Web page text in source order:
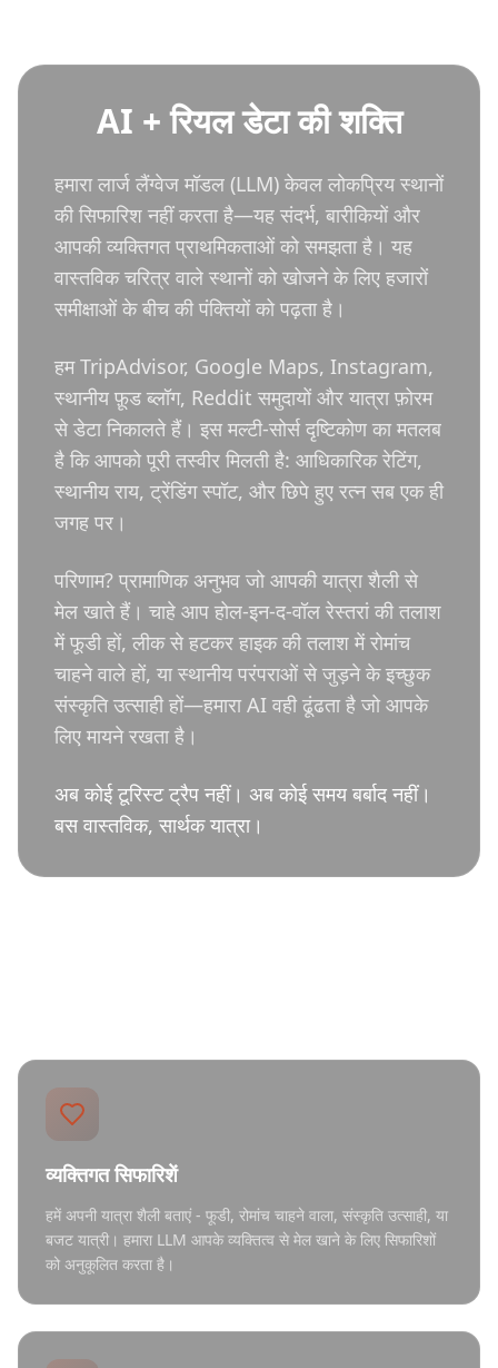
AI + रियल डेटा की शक्ति
हमारा लार्ज लैंग्वेज मॉडल (LLM) केवल लोकप्रिय स्थानों
की सिफारिश नहीं करता है—यह संदर्भ, बारीकियों और
आपकी व्यक्तिगत प्राथमिकताओं को समझता है। यह
वास्तविक चरित्र वाले स्थानों को खोजने के लिए हजारों
समीक्षाओं के बीच की पंक्तियों को पढ़ता है।
हम TripAdvisor, Google Maps, Instagram,
स्थानीय फ़ूड ब्लॉग, Reddit समुदायों और यात्रा फ़ोरम
से डेटा निकालते हैं। इस मल्टी-सोर्स दृष्टिकोण का मतलब
है कि आपको पूरी तस्वीर मिलती है: आधिकारिक रेटिंग,
स्थानीय राय, ट्रेंडिंग स्पॉट, और छिपे हुए रत्न सब एक ही
जगह पर।
परिणाम? प्रामाणिक अनुभव जो आपकी यात्रा शैली से
मेल खाते हैं। चाहे आप होल-इन-द-वॉल रेस्तरां की तलाश
में फूडी हों, लीक से हटकर हाइक की तलाश में रोमांच
चाहने वाले हों, या स्थानीय परंपराओं से जुड़ने के इच्छुक
संस्कृति उत्साही हों—हमारा AI वही ढूंढता है जो आपके
लिए मायने रखता है।
अब कोई टूरिस्ट ट्रैप नहीं। अब कोई समय बर्बाद नहीं।
बस वास्तविक, सार्थक यात्रा।
व्यक्तिगत सिफारिशें
हमें अपनी यात्रा शैली बताएं - फूडी, रोमांच चाहने वाला, संस्कृति उत्साही, या
बजट यात्री। हमारा LLM आपके व्यक्तित्व से मेल खाने के लिए सिफारिशों
को अनुकूलित करता है।